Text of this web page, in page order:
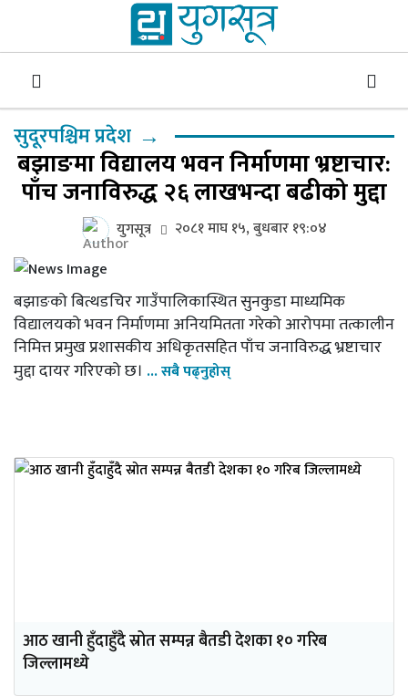
सुदूरपश्चिम प्रदेश →
बझाङमा विद्यालय भवन निर्माणमा भ्रष्टाचार:
पाँच जनाविरुद्ध २६ लाखभन्दा बढीको मुद्दा
युगसूत्र २०८१ माघ १५, बुधबार १९:०४
बझाङको बित्थडचिर गाउँपालिकास्थित सुनकुडा माध्यमिक
विद्यालयको भवन निर्माणमा अनियमितता गरेको आरोपमा तत्कालीन
निमित्त प्रमुख प्रशासकीय अधिकृतसहित पाँच जनाविरुद्ध भ्रष्टाचार
मुद्दा दायर गरिएको छ। ... सबै पढ्नुहोस्
आठ खानी हुँदाहुँदै स्रोत सम्पन्न बैतडी देशका १० गरिब
जिल्लामध्ये